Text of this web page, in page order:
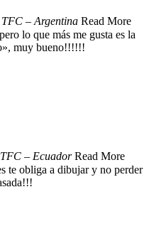
– Argentina Read More
lo que más me gusta es la
muy bueno!!!!!!
– EcuadorRead More
te obliga a dibujar y no perder